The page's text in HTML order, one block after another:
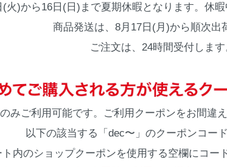
火)から16日(日)まで夏期休暇となります。休
商品発送は、8月17日(月)から順次出
ご注文は、24時間受付します
みご利用可能です。ご利用クーポンをお間違
以下の該当する「dec〜」のクーポンコー
ト内のショップクーポンを使用する空欄にコー